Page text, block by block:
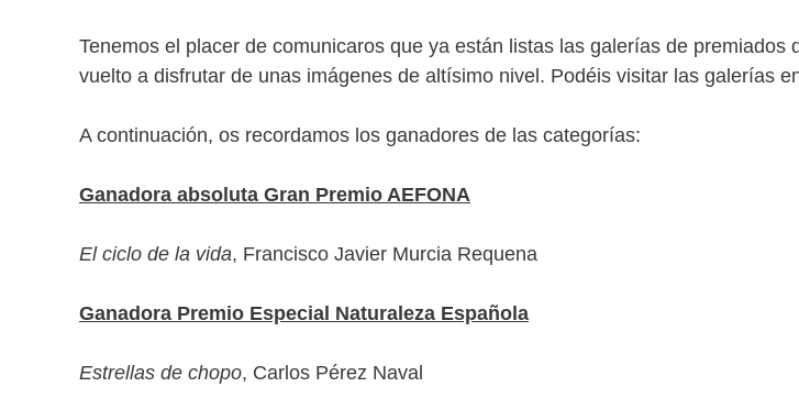
Tenemos el placer de comunicaros que ya están listas las galerías de
vuelto a disfrutar de unas imágenes de altísimo nivel. Podéis visitar las galerías
A continuación, os recordamos los ganadores de las categorías:
Ganadora absoluta Gran Premio AEFONA
El ciclo de la vida, Francisco Javier Murcia Requena
Ganadora Premio Especial Naturaleza Española
Estrellas de chopo, Carlos Pérez Naval